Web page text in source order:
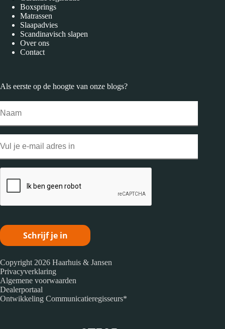
Boxsprings
Matrassen
Slaapadvies
Scandinavisch slapen
Over ons
Contact
Als eerste op de hoogte van onze blogs?
CAPTCHA
Copyright 2026 Haarhuis & Jansen
Privacyverklaring
Algemene voorwaarden
Dealerportaal
Ontwikkeling Communicatieregisseurs*